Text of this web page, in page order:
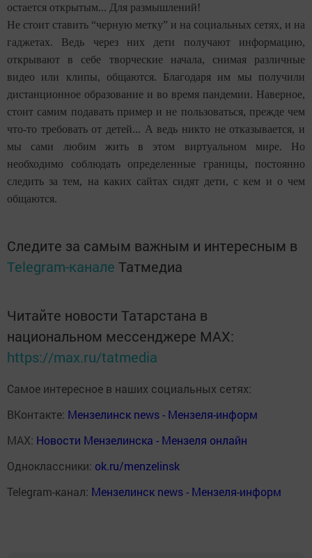
остается открытым... Для размышлений!
Не стоит ставить “черную метку” и на социальных сетях, и на
гаджетах. Ведь через них дети получают информацию,
открывают в себе творческие начала, снимая различные
видео или клипы, общаются. Благодаря им мы получили
дистанционное образование и во время пандемии. Наверное,
стоит самим подавать пример и не пользоваться, прежде чем
что-то требовать от детей... А ведь никто не отказывается, и
мы сами любим жить в этом виртуальном мире. Но
необходимо соблюдать определенные границы, постоянно
следить за тем, на каких сайтах сидят дети, с кем и о чем
общаются.
Следите за самым важным и интересным в
Telegram-канале Татмедиа
Читайте новости Татарстана в
национальном мессенджере MАХ:
https://max.ru/tatmedia
Самое интересное в наших социальных сетях:
ВКонтакте: Мензелинск news - Мензеля-информ
MAX: Новости Мензелинска - Мензеля онлайн
Одноклассники: ok.ru/menzelinsk
Telegram-канал: Мензелинск news - Мензеля-информ